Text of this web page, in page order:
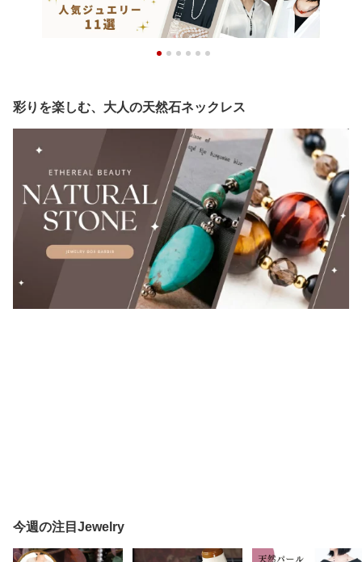
彩りを楽しむ、大人の天然石ネックレス
今週の注目Jewelry